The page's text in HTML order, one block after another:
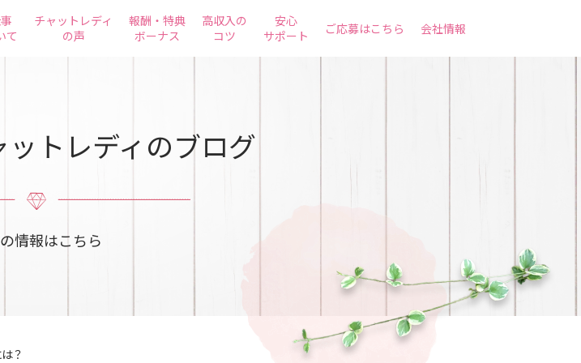
て
チャットレディ
の声
報酬・特典
ボーナス
高収入の
コツ
安心
サポート
ご応募はこちら 会社情報
トレディのブログ
情報はこちら
？